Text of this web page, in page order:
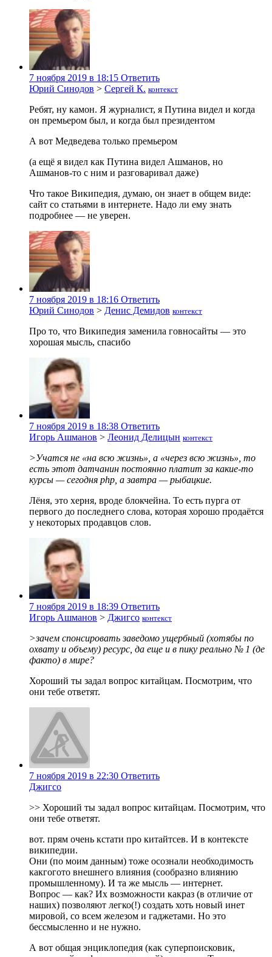
7 ноября 2019 в 18:15 Ответить
Юрий Синодов > Сергей К. контекст
Ребят, ну камон. Я журналист, я Путина видел и когда
он премьером был, и когда был президентом
А вот Медведева только премьером
(а ещё я видел как Путина видел Ашманов, но
Ашманов-то с ним и разговаривал даже)
Что такое Википедия, думаю, он знает в общем виде:
сайт со статьями в интернете. Надо ли ему знать
подробнее — не уверен.
7 ноября 2019 в 18:16 Ответить
Юрий Синодов > Денис Демидов контекст
Про то, что Википедия заменила говносайты — это
хорошая мысль, спасибо
7 ноября 2019 в 18:38 Ответить
Игорь Ашманов > Леонид Делицын контекст
>Учатся не «на всю жизнь», а «через всю жизнь», то
есть этот датчанин постоянно платит за какие-то
курсы — сегодня php, а завтра — рыбацкие.
Лёня, это херня, вроде блокчейна. То есть пурга от
первого до последнего слова, которая хорошо продаётся
у некоторых продавцов слов.
7 ноября 2019 в 18:39 Ответить
Игорь Ашманов > Джигсо контекст
>зачем спонсировать заведомо ущербный (хотябы по
охвату и объему) ресурс, да еще и в пику реально № 1 (де
факто) в мире?
Хороший ты задал вопрос китайцам. Посмотрим, что
они тебе ответят.
7 ноября 2019 в 22:30 Ответить
Джигсо
>> Хороший ты задал вопрос китайцам. Посмотрим, что
они тебе ответят.
вот. прям очень кстати про китайтсев. И в контексте
википедии.
Они (по моим данным) тоже осознали необходимость
какгогото внешнего влияния (сообразно влиянию
промышленному). И та же мысль — интернет.
Вопрос — как? Их возможности какраз (в отличие от
наших) позволяют легко(!) создать хоть новый инет
мировой, со всем железом и гаджетами. Но это
бессмысленно и не нужно.
А вот общая энциклопедия (как суперпоисковик,